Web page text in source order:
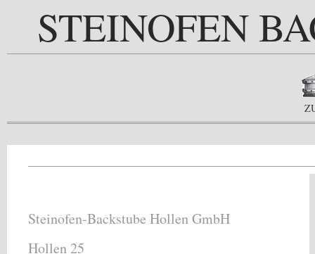
STEINOFEN
Steinofen-Backstube Hollen GmbH
Hollen 25